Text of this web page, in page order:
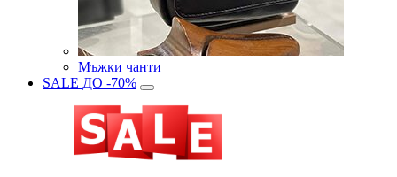
Мъжки чанти
SALE ДО -70%